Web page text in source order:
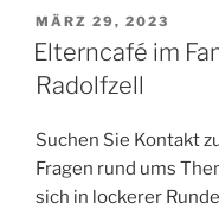
VERÖFFENTLICHT
AM
MÄRZ 29, 2023
Elterncafé im
Radolfzell
Suchen Sie Kontakt
Fragen rund ums
sich in lockerer